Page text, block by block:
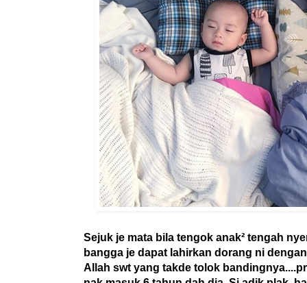
Sejuk je mata bila tengok anak² tengah
bangga je dapat lahirkan dorang ni
Allah swt yang takde tolok